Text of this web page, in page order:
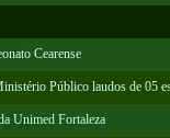
Cearense
Público laudos de 05
Unimed Fortaleza